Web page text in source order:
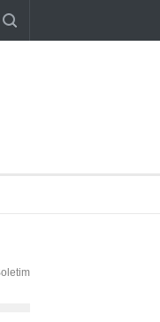
pior lugar para se